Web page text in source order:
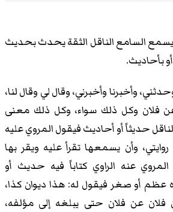
يسمع السامع الناقل الثقة يحدث بحديث
بأحاديث.
وأخبرنا وأخبرني، وقال لي وقال لنا،
فلان وكل ذلك سواء، وكل ذلك معنى
حديثاً أو أحاديث فيقول المروي عليه
وأن يسمعها تقرأ عليه ويقر بها
المروي عنه الراوي كتاباً فيه حديث أو
عظم أو صغر فيقول له: هذا ديوان كذا،
عن فلان حتى يبلغه إلى مؤلفه،